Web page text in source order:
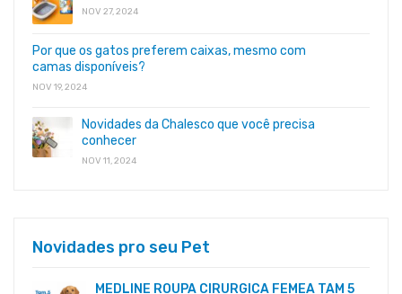
NOV 27, 2024
Por que os gatos preferem caixas, mesmo com
camas disponíveis?
NOV 19, 2024
Novidades da Chalesco que você precisa
conhecer
NOV 11, 2024
Novidades pro seu Pet
MEDLINE ROUPA CIRURGICA FEMEA TAM 5